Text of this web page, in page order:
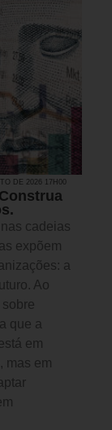
DE 2026 17H00
cadeias
expõem
a
Ao
que a
em
mas em